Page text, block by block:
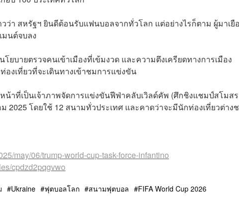
ว่า สหรัฐฯ ยินดีต้อนรับแฟนบอลจากทั่วโลก แต่อย่างไรก็ตาม ผู้มาเยื
มนต์จบลง
ยบายตรวจคนเข้าเมืองที่เข้มงวด และความตึงเครียดทางการเมือง
งเที่ยวที่จะเดินทางเข้าชมการแข่งขัน
น้าที่เป็นเจ้าภาพจัดการแข่งขันฟีฟ่าคลับเวิลด์คัพ (ศึกชิงแชมป์สโมสร
2025 โดยใช้ 12 สนามทั่วประเทศ และคาดว่าจะมีนักท่องเที่ยวต่าง
may/06/trump-world-cup-task-force-infantino
cpdzd2pqgvwo
Ukraine ฟุตบอลโลก สนามฟุตบอล
FIFA World Cup 2026